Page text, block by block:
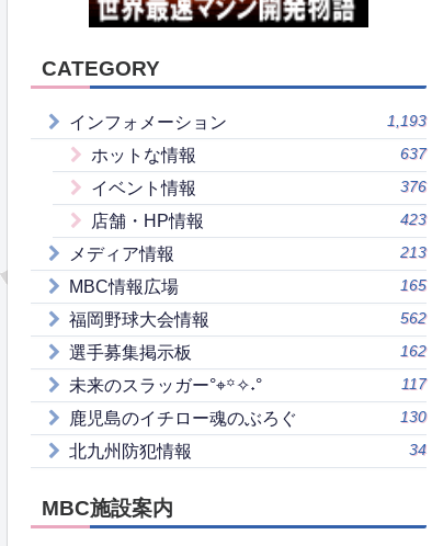
CATEGORY
インフォメーション 1,193
ホットな情報 637
イベント情報 376
店舗・HP情報 423
メディア情報 213
MBC情報広場 165
福岡野球大会情報 562
選手募集掲示板 162
未来のスラッガー°⌖꙳✧˖° 117
鹿児島のイチロー魂のぶろぐ 130
北九州防犯情報 34
MBC施設案内